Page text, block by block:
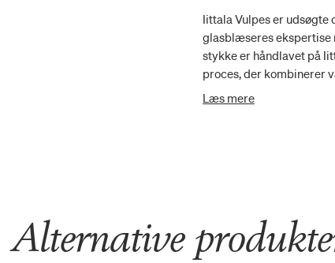
Iittala Vulpes er
glasblæseres ekspertise
stykke er håndlavet på
proces, der kombinerer
der har forvandlet
Læs mere
Alternative